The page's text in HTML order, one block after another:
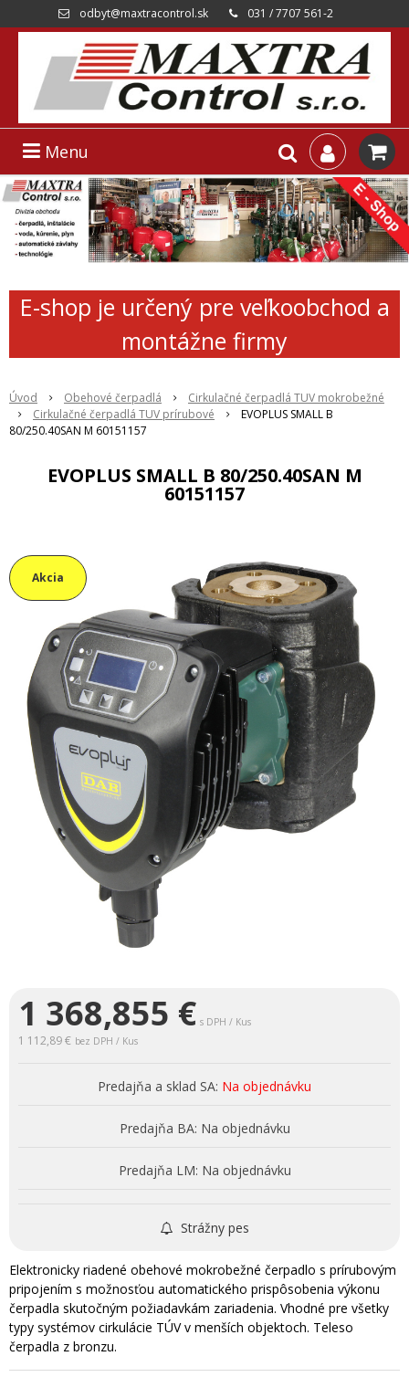
odbyt@maxtracontrol.sk 031 / 7707 561-2
Menu
E-shop je určený pre veľkoobchod a
montážne firmy
Úvod Obehové čerpadlá
Cirkulačné čerpadlá TUV mokrobežné
Cirkulačné čerpadlá TUV prírubové
EVOPLUS SMALL B
80/250.40SAN M 60151157
EVOPLUS SMALL B 80/250.40SAN M
60151157
Akcia
1 368,855 € s DPH / Kus
1 112,89 € bez DPH / Kus
Predajňa a sklad SA: Na objednávku
Predajňa BA: Na objednávku
Predajňa LM: Na objednávku
Strážny pes
Elektronicky riadené obehové mokrobežné čerpadlo s prírubovým
pripojením s možnosťou automatického prispôsobenia výkonu
čerpadla skutočným požiadavkám zariadenia. Vhodné pre všetky
typy systémov cirkulácie TÚV v menších objektoch. Teleso
čerpadla z bronzu.